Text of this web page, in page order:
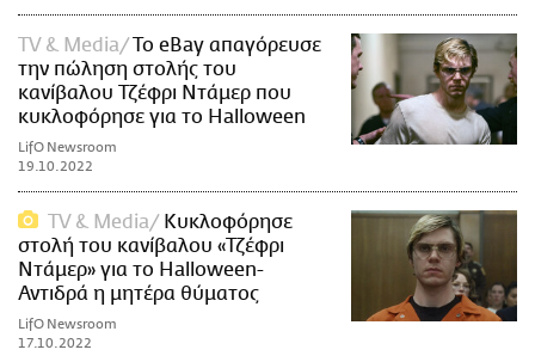
TV & Media
To eBay απαγόρευσε
την πώληση στολής του
κανίβαλου Τζέφρι Ντάμερ που
κυκλοφόρησε για το Halloween
LifO Newsroom
19.10.2022
TV & Media
Κυκλοφόρησε
στολή του κανίβαλου «Τζέφρι
Ντάμερ» για το Halloween-
Αντιδρά η μητέρα θύματος
LifO Newsroom
17.10.2022